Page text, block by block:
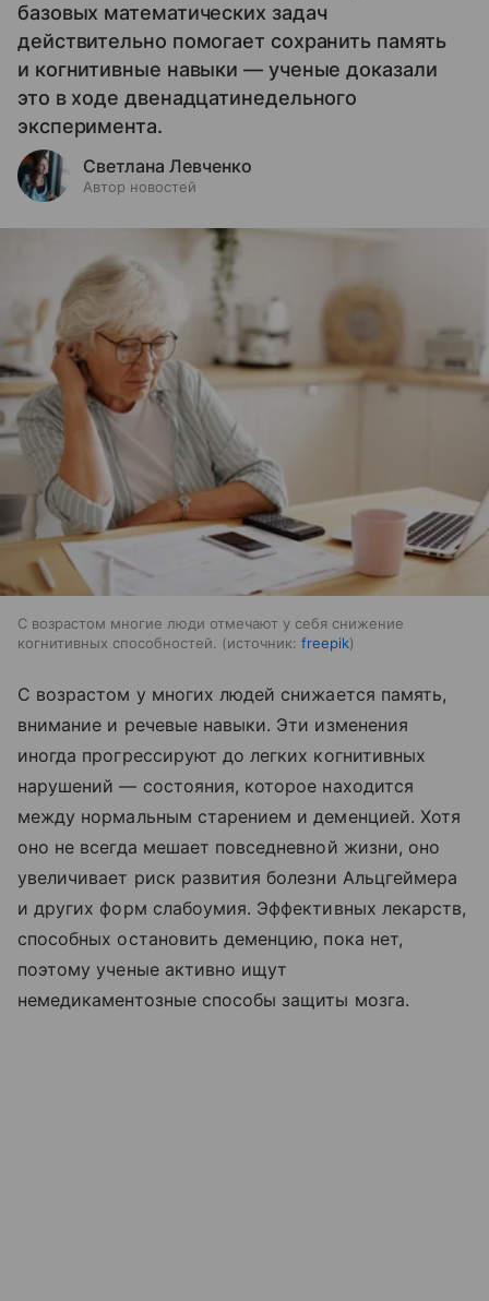
базовых математических задач
действительно помогает сохранить память
и когнитивные навыки — ученые доказали
это в ходе двенадцатинедельного
эксперимента.
Светлана Левченко
Автор новостей
С возрастом многие люди отмечают у себя снижение
когнитивных способностей.
источник: freepik
С возрастом у многих людей снижается память,
внимание и речевые навыки. Эти изменения
иногда прогрессируют до легких когнитивных
нарушений — состояния, которое находится
между нормальным старением и деменцией. Хотя
оно не всегда мешает повседневной жизни, оно
увеличивает риск развития болезни Альцгеймера
и других форм слабоумия. Эффективных лекарств,
способных остановить деменцию, пока нет,
поэтому ученые активно ищут
немедикаментозные способы защиты мозга.